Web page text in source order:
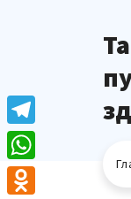
Telegram
WhatsApp